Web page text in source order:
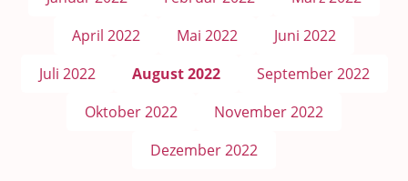
April 2022
Mai 2022
Juni 2022
Juli 2022
August 2022
September 2022
Oktober 2022
November 2022
Dezember 2022